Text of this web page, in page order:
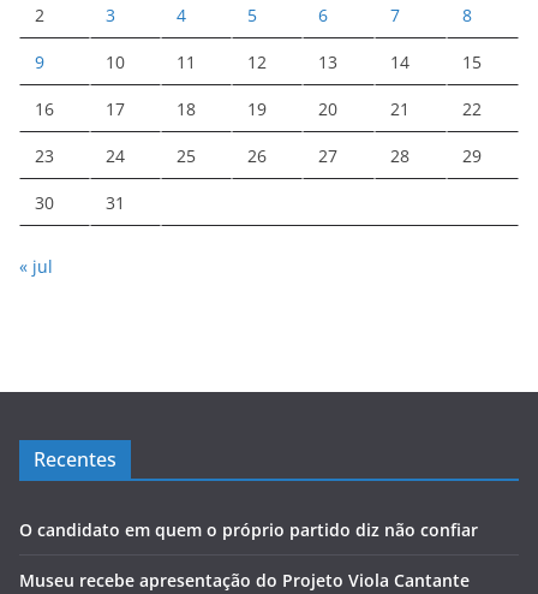
2 3 4 5 6 7 8
9 10 11 12 13 14 15
16 17 18 19 20 21 22
23 24 25 26 27 28 29
30 31
« jul
Recentes
O candidato em quem o próprio partido diz não confiar
Museu recebe apresentação do Projeto Viola Cantante